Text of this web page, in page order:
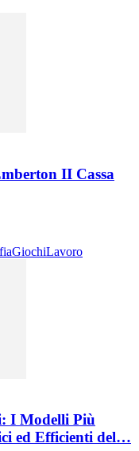
II Cassa
GiochiLavoro
I Modelli Più
ed Efficienti del…